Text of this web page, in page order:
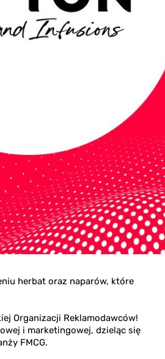
herbat oraz naparów, które
Organizacji Reklamodawców!
i marketingowej, dzieląc się
FMCG.